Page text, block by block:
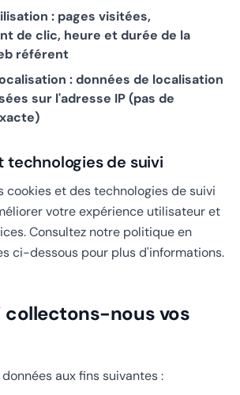
: pages visitées,
de clic, heure et durée de la
référent
: données de localisation
sur l'adresse IP (pas de
technologies de suivi
cookies et des technologies de suivi
votre expérience utilisateur et
Consultez notre politique en
ci-dessous pour plus d'informations.
collectons-nous vos
aux fins suivantes :